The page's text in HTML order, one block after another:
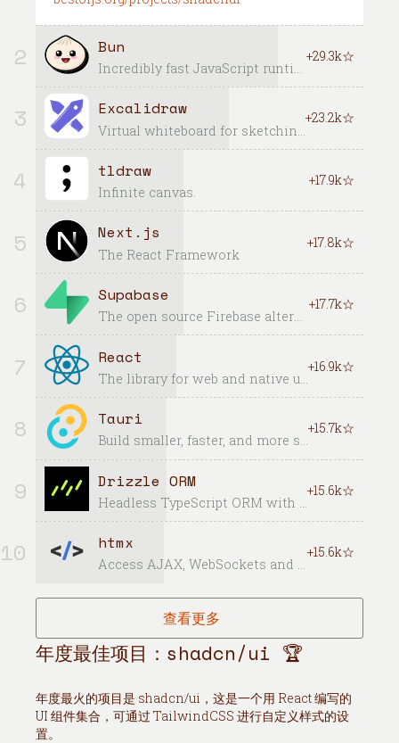
2 Bun
Incredibly fast JavaScript runtime, bundler, test runner, and package manager – all in one
+29.3k☆
3 Excalidraw +23.2k☆
4 tldraw
Infinite canvas.
+17.9k☆
5 Next.js
The React Framework
+17.8k☆
6 Supabase
The open source Firebase alternative
+17.7k☆
7 React +16.9k☆
8 Tauri
Build smaller, faster, and more secure desktop applications with a web frontend.
+15.7k☆
9 Drizzle ORM
Headless TypeScript ORM with a head. Runs on Node, Bun and Deno. Lives on the Edge and yes, it's a JavaScript ORM too
+15.6k☆
10 htmx
Access AJAX, WebSockets and Server Sent Events directly in HTML
+15.6k☆
查看更多
年度最佳项目：shadcn/ui 🏆
年度最火的项目是 shadcn/ui，这是一个用 React 编写的
UI 组件集合，可通过 TailwindCSS 进行自定义样式的设
置。